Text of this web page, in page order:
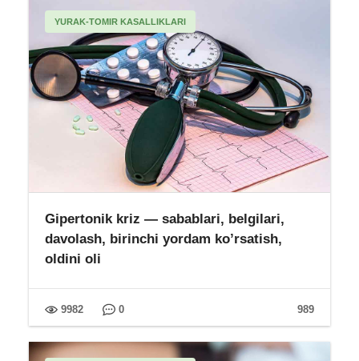
YURAK-TOMIR KASALLIKLARI
Gipertonik kriz — sabablari, belgilari,
davolash, birinchi yordam ko’rsatish,
oldini oli
989
9982 0